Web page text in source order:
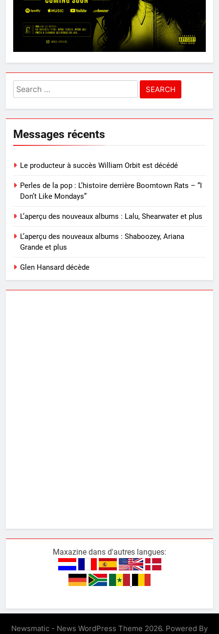
Search
for:
Messages récents
Le producteur à succès William Orbit est décédé
Perles de la pop : L’histoire derrière Boomtown Rats – “I
Don’t Like Mondays”
L’aperçu des nouveaux albums : Lalu, Shearwater et plus
L’aperçu des nouveaux albums : Shaboozey, Ariana
Grande et plus
Glen Hansard décède
Maxazine dans d'autres langues:
Newsmatic - News WordPress Theme 2026. Powered By